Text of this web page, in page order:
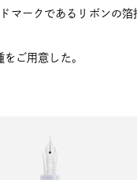
マークであるリボンの箔
ご用意した。